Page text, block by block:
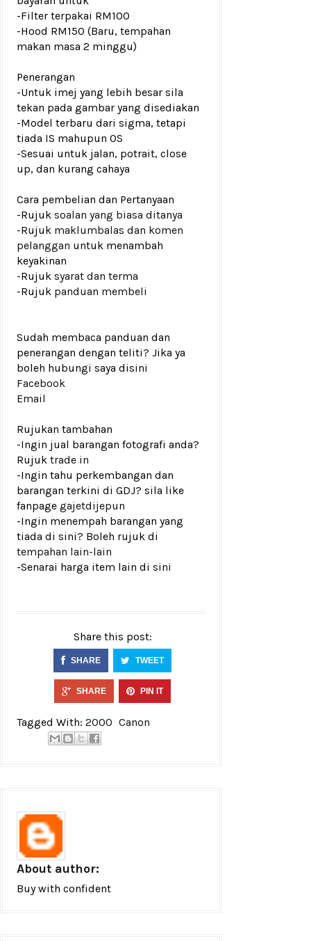
-Filter terpakai RM100
-Hood RM150 (Baru, tempahan
makan masa 2 minggu)
Penerangan
-Untuk imej yang lebih besar sila
tekan pada gambar yang disediakan
-Model terbaru dari sigma, tetapi
tiada IS mahupun OS
-Sesuai untuk jalan, potrait, close
up, dan kurang cahaya
Cara pembelian dan Pertanyaan
-Rujuk soalan yang biasa ditanya
-Rujuk maklumbalas dan komen
pelanggan untuk menambah
keyakinan
-Rujuk syarat dan terma
-Rujuk panduan membeli
Sudah membaca panduan dan
penerangan dengan teliti? Jika ya
boleh hubungi saya disini
Facebook
Email
Rujukan tambahan
-Ingin jual barangan fotografi anda?
Rujuk trade in
-Ingin tahu perkembangan dan
barangan terkini di GDJ? sila like
fanpage gajetdijepun
-Ingin menempah barangan yang
tiada di sini? Boleh rujuk di
tempahan lain-lain
-Senarai harga item lain di sini
Share this post:
SHARE TWEET
SHARE PIN IT
Tagged With: 2000 Canon
About author:
Buy with confident